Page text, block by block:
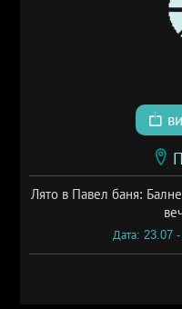
Лято в Павел баня:
Дата: 23.07